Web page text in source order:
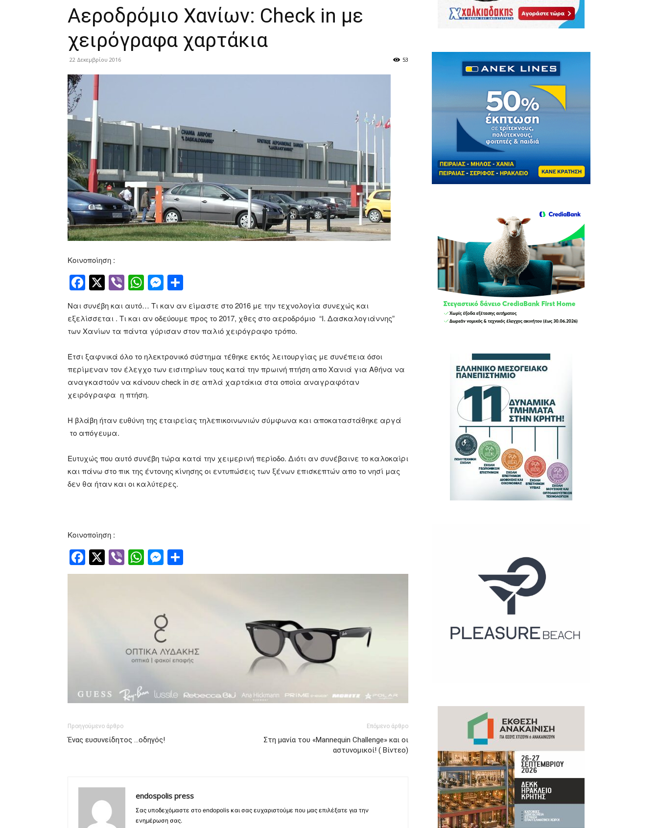
Aεροδρόμιο Χανίων: Check in με
χειρόγραφα χαρτάκια
22 Δεκεμβρίου 2016 53
Κοινοποίηση :
Facebook
Twitter
ViberWhatsApp
Messenger
Ναι συνέβη και αυτό… Τι καν αν είμαστε στο 2016 με την τεχνολογία συνεχώς και
εξελίσσεται . Τι και αν οδεύουμε προς το 2017, χθες στο αεροδρόμιο “Ι. Δασκαλογιάννης”
των Χανίων τα πάντα γύρισαν στον παλιό χειρόγραφο τρόπο.
Έτσι ξαφνικά όλο το ηλεκτρονικό σύστημα τέθηκε εκτός λειτουργίας με συνέπεια όσοι
περίμεναν τον έλεγχο των εισιτηρίων τους κατά την πρωινή πτήση απο Χανιά για Αθήνα να
αναγκαστούν να κάνουν check in σε απλά χαρτάκια στα οποία αναγραφόταν
χειρόγραφα η πτήση.
Η βλάβη ήταν ευθύνη της εταιρείας τηλεπικοινωνιών σύμφωνα και αποκαταστάθηκε αργά
το απόγευμα.
Ευτυχώς που αυτό συνέβη τώρα κατά την χειμερινή περίοδο. Διότι αν συνέβαινε το καλοκαίρι
και πάνω στο πικ της έντονης κίνησης οι εντυπώσεις των ξένων επισκεπτών απο το νησί μας
δεν θα ήταν και οι καλύτερες.
Κοινοποίηση :
Facebook
Twitter
ViberWhatsApp
Messenger
Προηγούμενο άρθρο
Ένας ευσυνείδητος …οδηγός!
Επόμενο άρθρο
Στη μανία του «Mannequin Challenge» και οι
αστυνομικοί! ( Βίντεο)
endospolis press
Σας υποδεχόμαστε στο endopolis και σας ευχαριστούμε που μας επιλέξατε για την
ενημέρωση σας.